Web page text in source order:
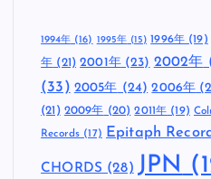
1994年(16) 1995年 (15) 1996年(19)
年 (21) 2001年(23) 2002年
(33) 2005年 (24) 2006年
(21) 2009年 (20) 2011年 (19)
Records (17) Epitaph
CHORDS (28) JPN